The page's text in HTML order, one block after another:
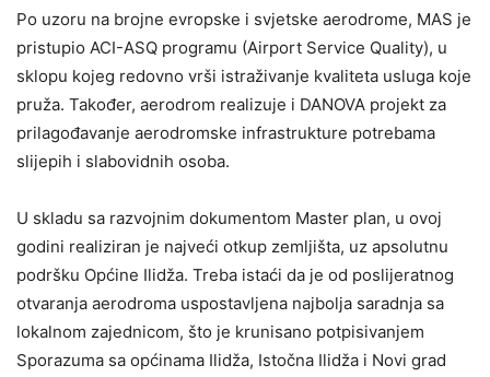
Po uzoru na brojne evropske i svjetske aerodrome, MAS je
pristupio ACI-ASQ programu (Airport Service Quality), u
sklopu kojeg redovno vrši istraživanje kvaliteta usluga koje
pruža. Također, aerodrom realizuje i DANOVA projekt za
prilagođavanje aerodromske infrastrukture potrebama
slijepih i slabovidnih osoba.
U skladu sa razvojnim dokumentom Master plan, u ovoj
godini realiziran je najveći otkup zemljišta, uz apsolutnu
podršku Općine Ilidža. Treba istaći da je od poslijeratnog
otvaranja aerodroma uspostavljena najbolja saradnja sa
lokalnom zajednicom, što je krunisano potpisivanjem
Sporazuma sa općinama Ilidža, Istočna Ilidža i Novi grad